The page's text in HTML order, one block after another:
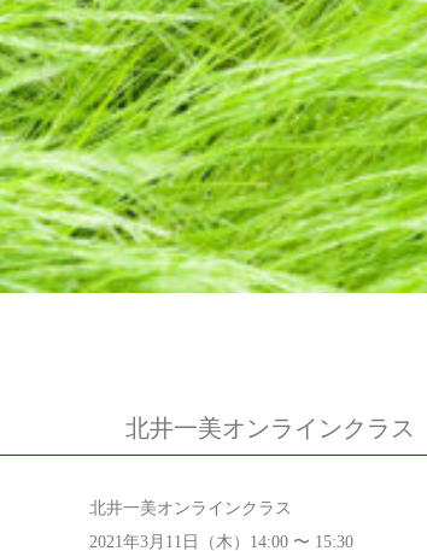
北井一美オンラインクラス
北井一美オンラインクラス
2021年3月11日（木）14:00 〜 15:30